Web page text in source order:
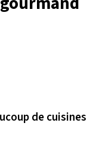
de cuisines